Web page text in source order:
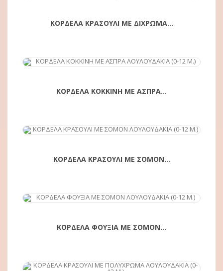
ΚΟΡΔΕΛΑ ΚΡΑΣΟΥΛΙ ΜΕ ΔΙΧΡΩΜΑ...
ΑΓΟΡΆ
ΚΟΡΔΕΛΑ ΚΟΚΚΙΝΗ ΜΕ ΑΣΠΡΑ...
ΑΓΟΡΆ
ΚΟΡΔΕΛΑ ΚΡΑΣΟΥΛΙ ΜΕ ΣΟΜΟΝ...
ΑΓΟΡΆ
ΚΟΡΔΕΛΑ ΦΟΥΞΙΑ ΜΕ ΣΟΜΟΝ...
ΑΓΟΡΆ